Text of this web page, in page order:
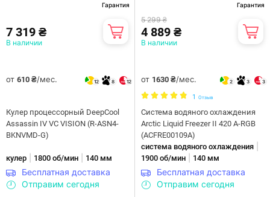
Гарантия
7 319 ₴
В наличии
от 610 ₴/мес. 12 8 12
Кулер процессорный DeepCool
Assassin IV VC VISION (R-ASN4-
BKNVMD-G)
кулер 1800 об/мин 140 мм
Бесплатная доставка
Отправим сегодня
Гарантия
5 299 ₴
4 889 ₴
В наличии
от 1630 ₴/мес. 2 3 3
1 Отзыв
Система водяного охлаждения
Arctic Liquid Freezer II 420 A-RGB
(ACFRE00109A)
система водяного охлаждения
1900 об/мин 140 мм
Бесплатная доставка
Отправим сегодня